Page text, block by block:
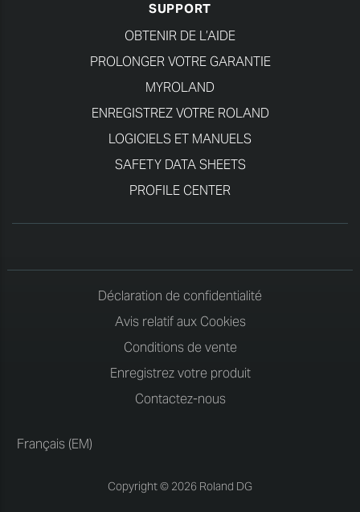
SUPPORT
OBTENIR DE L’AIDE
PROLONGER VOTRE GARANTIE
MYROLAND
ENREGISTREZ VOTRE ROLAND
LOGICIELS ET MANUELS
SAFETY DATA SHEETS
PROFILE CENTER
Déclaration de confidentialité
Avis relatif aux Cookies
Conditions de vente
Enregistrez votre produit
Contactez-nous
Français (EM)
Copyright © 2026 Roland DG